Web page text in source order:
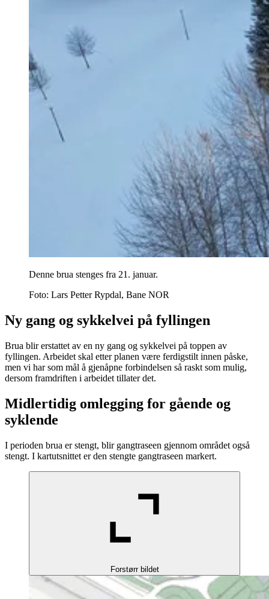
Denne brua stenges fra 21. januar.
Foto: Lars Petter Rypdal, Bane NOR
Ny gang og sykkelvei på fyllingen
Brua blir erstattet av en ny gang og sykkelvei på toppen av
fyllingen. Arbeidet skal etter planen være ferdigstilt innen påske,
men vi har som mål å gjenåpne forbindelsen så raskt som mulig,
dersom framdriften i arbeidet tillater det.
Midlertidig omlegging for gående og
syklende
I perioden brua er stengt, blir gangtraseen gjennom området også
stengt. I kartutsnittet er den stengte gangtraseen markert.
Forstørr bildet